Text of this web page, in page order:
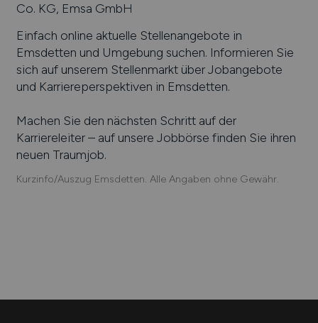
Co. KG, Emsa GmbH
Einfach online aktuelle Stellenangebote in
Emsdetten und Umgebung suchen. Informieren Sie
sich auf unserem Stellenmarkt über Jobangebote
und Karriereperspektiven in Emsdetten.
Machen Sie den nächsten Schritt auf der
Karriereleiter – auf unsere Jobbörse finden Sie ihren
neuen Traumjob.
Kurzinfo/Auszug Emsdetten. Alle Angaben ohne Gewähr.